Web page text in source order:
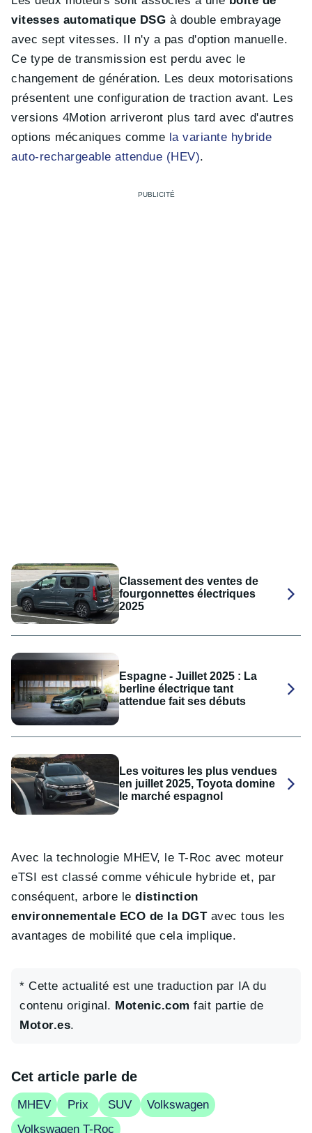
vitesses automatique DSG à double embrayage
avec sept vitesses. Il n'y a pas d'option manuelle.
Ce type de transmission est perdu avec le
changement de génération. Les deux motorisations
présentent une configuration de traction avant. Les
versions 4Motion arriveront plus tard avec d'autres
options mécaniques comme la variante hybride
auto-rechargeable attendue (HEV).
Classement des ventes de
fourgonnettes électriques
2025
Espagne - Juillet 2025 : La
berline électrique tant
attendue fait ses débuts
Les voitures les plus vendues
en juillet 2025, Toyota domine
le marché espagnol
Avec la technologie MHEV, le T-Roc avec moteur
eTSI est classé comme véhicule hybride et, par
conséquent, arbore ledistinction
environnementale ECO de la DGTavec tous les
avantages de mobilité que cela implique.
* Cette actualité est une traduction par IA du
contenu original. Motenic.com fait partie de
Motor.es.
Cet article parle de
MHEV Prix SUV
Volkswagen
Volkswagen T-Roc